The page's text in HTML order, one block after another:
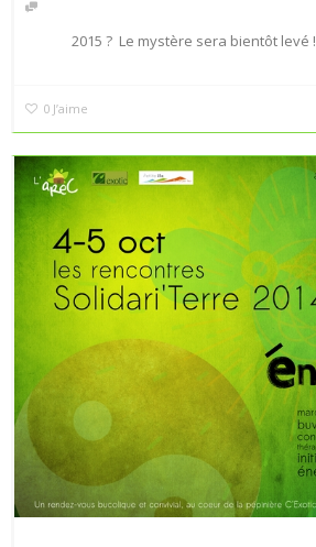
2015 ? Le mystère sera bientôt levé !
0 J’aime